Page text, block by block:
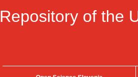
Repository of the